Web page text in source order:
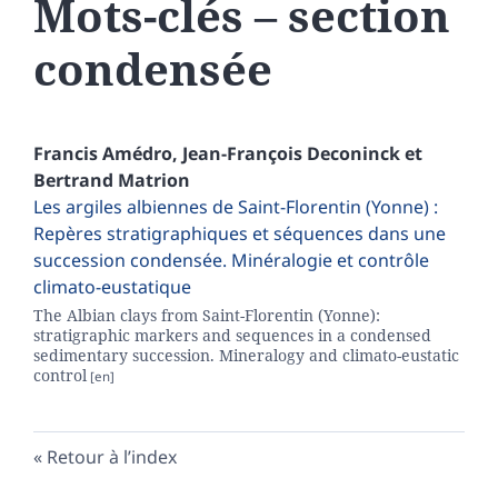
Mots-clés – section
condensée
FrancisAmédro, Jean-François Deconincket
Bertrand Matrion
Les argiles albiennes de Saint-Florentin (Yonne) :
Repères stratigraphiques et séquences dans une
succession condensée. Minéralogie et contrôle
climato-eustatique
The Albian clays from Saint-Florentin (Yonne):
stratigraphic markers and sequences in a condensed
sedimentary succession. Mineralogy and climato-eustatic
control
Retour à l’index